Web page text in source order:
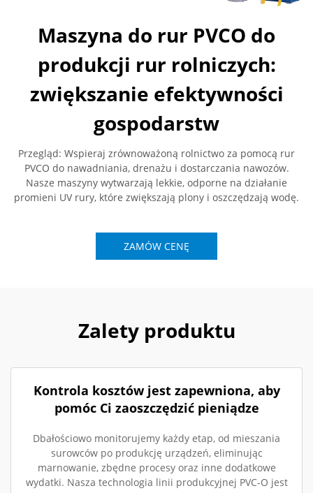
Maszyna do rur PVCO do
produkcji rur rolniczych:
zwiększanie efektywności
gospodarstw
Przegląd: Wspieraj zrównoważoną rolnictwo za pomocą rur
PVCO do nawadniania, drenażu i dostarczania nawozów.
Nasze maszyny wytwarzają lekkie, odporne na działanie
promieni UV rury, które zwiększają plony i oszczędzają wodę.
ZAMÓW CENĘ
Zalety produktu
Kontrola kosztów jest zapewniona, aby
pomóc Ci zaoszczędzić pieniądze
Dbałościowo monitorujemy każdy etap, od mieszania
surowców po produkcję urządzeń, eliminując
marnowanie, zbędne procesy oraz inne dodatkowe
wydatki. Nasza technologia linii produkcyjnej PVC-O jest